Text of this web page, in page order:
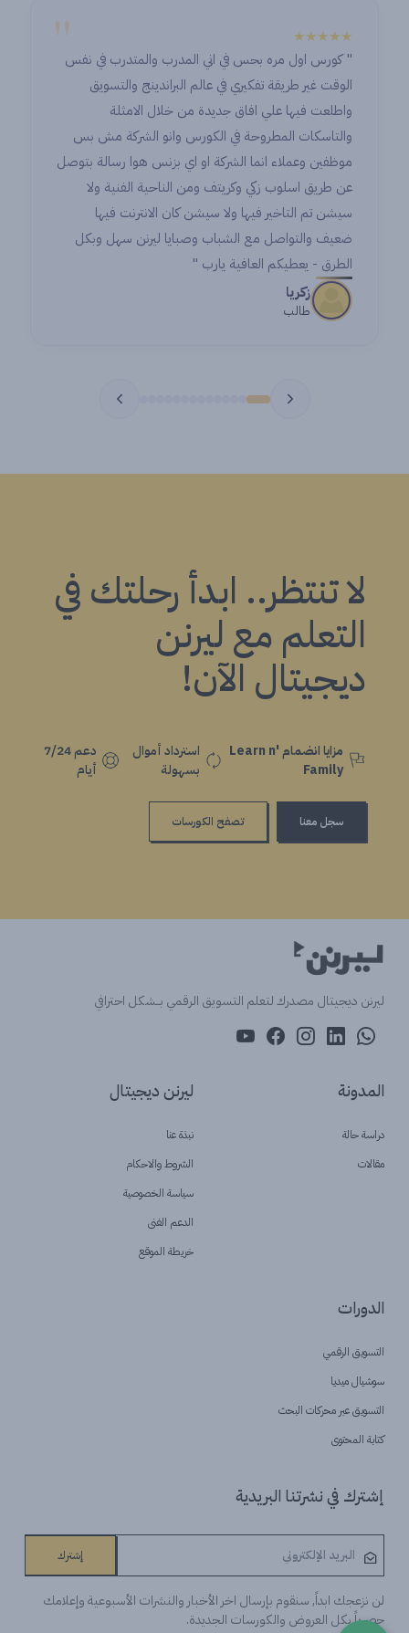
"
★★★★★
" كورس اول مره بحس في اني المدرب والمتدرب في نفس
الوقت غير طريقة تفكيري في عالم البراندينج والتسويق
واطلعت فيها علي افاق جديدة من خلال الامثلة
والتاسكات المطروحة في الكورس وانو الشركة مش بس
موظفين وعملاء انما الشركة او اي بزنس هوا رسالة بتوصل
عن طريق اسلوب زكي وكريتف ومن الناحية الفنية ولا
سيشن تم التاخير فيها ولا سيشن كان الانترنت فيها
ضعيف والتواصل مع الشباب وصبايا ليرنن سهل وبكل
الطرق - يعطيكم العافية يارب "
زكريا
طالب
لا تنتظر.. ابدأ رحلتك في
التعلم مع ليرنن
ديجيتال الآن!
مزايا انضمام Learn n'
Family
استرداد أموال
بسهولة
دعم 7/24
أيام
سجل معنا تصفح الكورسات
ليرنن ديجيتال مصدرك لتعلم التسويق الرقمي بــشكل احترافي
المدونة
دراسة حالة
مقالات
ليرنن ديجيتال
نبذة عنا
الشروط والاحكام
سياسة الخصوصية
الدعم الفنى
خريطة الموقع
الدورات
التسويق الرقمي
سوشيال ميديا
التسويق عبر محركات البحث
كتابة المحتوى
إشترك في نشرتنا البريدية
إشترك
لن نزعجك ابداً, سنقوم بإرسال اخر الأخبار والنشرات الأسبوعية وإعلامك
حصرياً بكل العروض والكورسات الجديدة.